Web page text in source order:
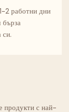
2 работни дни
си.
продукти с най-